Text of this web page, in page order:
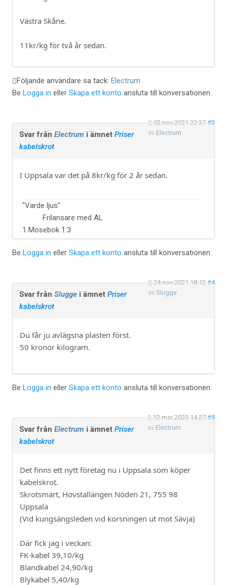
Västra Skåne.
11kr/kg för två år sedan.
Följande användare sa tack: Electrum
Be Logga in eller Skapa ett konto ansluta till konversationen.
02 nov 2021 22:37 #3
av Electrum
Svar från Electrum i ämnet Priser
kabelskrot
I Uppsala var det på 8kr/kg för 2 år sedan.
"Varde ljus"
Frilansare med AL
1 Mosebok 1:3
Be Logga in eller Skapa ett konto ansluta till konversationen.
24 nov 2021 18:12 #4
av Slugge
Svar från Slugge i ämnet Priser
kabelskrot
Du får ju avlägsna plasten först.
50 kronor kilogram.
Be Logga in eller Skapa ett konto ansluta till konversationen.
12 mar 2023 14:27 #5
av Electrum
Svar från Electrum i ämnet Priser
kabelskrot
Det finns ett nytt företag nu i Uppsala som köper
kabelskrot.
Skrotsmart, Hovstallängen Nöden 21, 755 98
Uppsala
(Vid kungsängsleden vid korsningen ut mot Sävja)
Där fick jag i veckan:
FK-kabel 39,10/kg
Blandkabel 24,90/kg
Blykabel 5,40/kg